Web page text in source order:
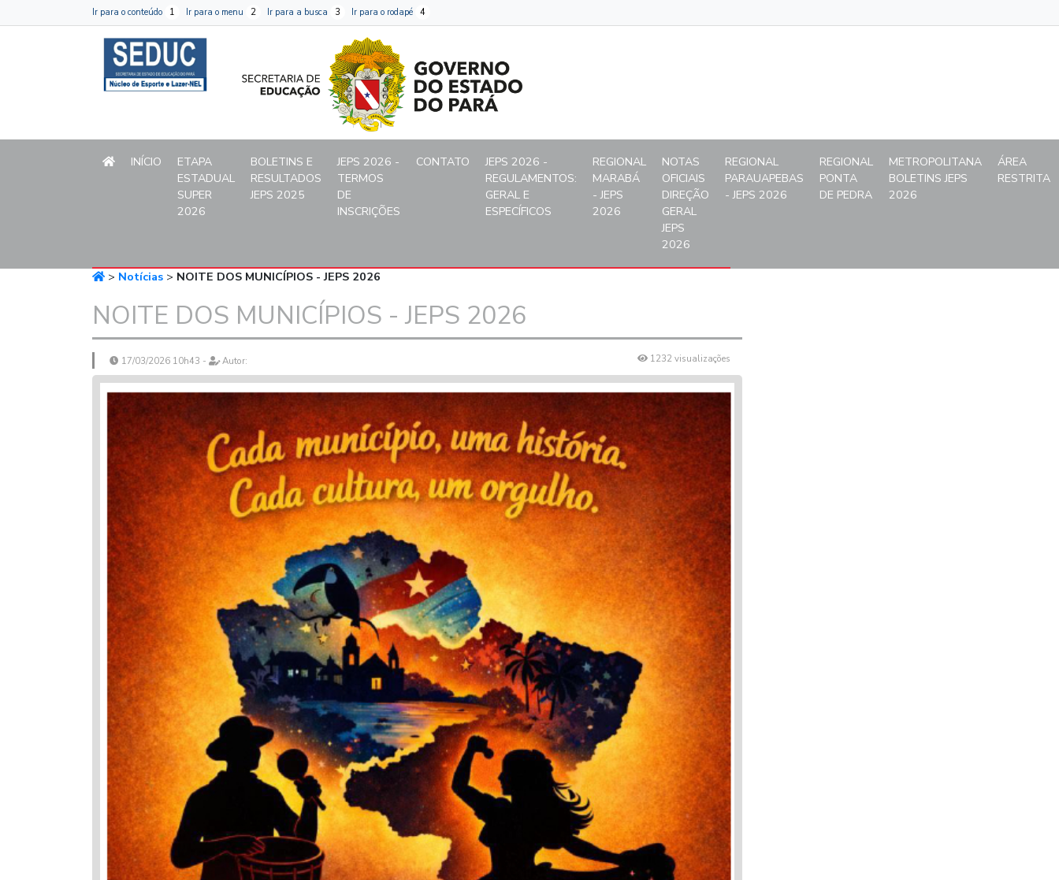
Página inicial do Secretaria do Estado de Educação
Ir para o conteúdo 1 Ir para o menu 2 Ir para a busca 3 Ir para o rodapé 4
Menu principal
INÍCIO
ETAPA
ESTADUAL
SUPER
2026
BOLETINS E
RESULTADOS
JEPS 2025
JEPS 2026 -
TERMOS
DE
INSCRIÇÕES
CONTATO
JEPS 2026 -
REGULAMENTOS:
GERAL E
ESPECÍFICOS
REGIONAL
MARABÁ
- JEPS
2026
NOTAS
OFICIAIS
DIREÇÃO
GERAL
JEPS
2026
REGIONAL
PARAUAPEBAS
- JEPS 2026
REGIONAL
PONTA
DE PEDRA
METROPOLITANA
BOLETINS JEPS
2026
ÁREA
RESTRITA
> Notícias > NOITE DOS MUNICÍPIOS - JEPS 2026
NOITE DOS MUNICÍPIOS - JEPS 2026
17/03/2026 10h43 - Autor: 1232 visualizações